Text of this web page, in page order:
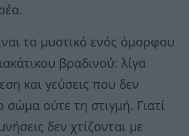
το μυστικό ενός όμορφου
βραδινού: λίγα
και γεύσεις που δεν
σώμα ούτε τη στιγμή. Γιατί
δεν χτίζονται με